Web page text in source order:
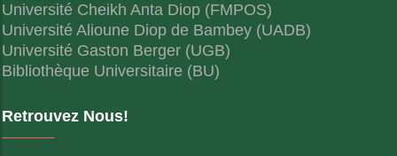
Université Cheikh Anta Diop (FMPOS)
Université Alioune Diop de Bambey (UADB)
Université Gaston Berger (UGB)
Bibliothèque Universitaire (BU)
Retrouvez Nous!